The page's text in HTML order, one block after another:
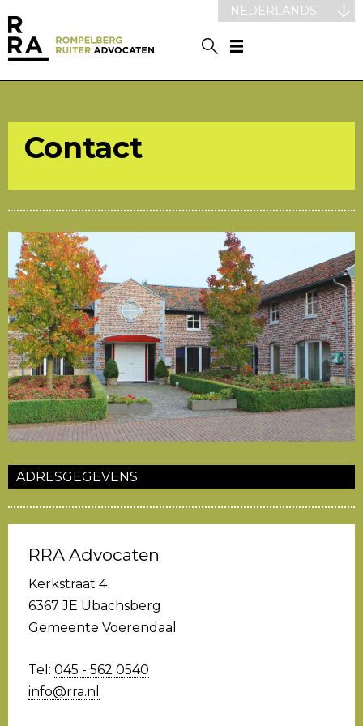
NEDERLANDS
Contact
ADRESGEGEVENS
RRA Advocaten
Kerkstraat 4
6367 JE Ubachsberg
Gemeente Voerendaal
Tel: 045 - 562 0540
info@rra.nl